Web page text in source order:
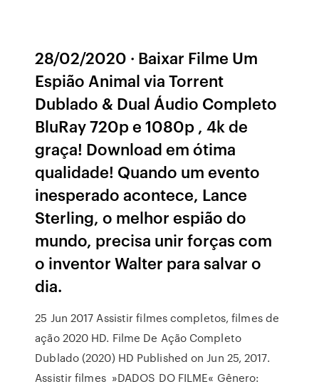
28/02/2020 · Baixar Filme Um
Espião Animal via Torrent
Dublado & Dual Áudio Completo
BluRay 720p e 1080p , 4k de
graça! Download em ótima
qualidade! Quando um evento
inesperado acontece, Lance
Sterling, o melhor espião do
mundo, precisa unir forças com
o inventor Walter para salvar o
dia.
25 Jun 2017 Assistir filmes completos, filmes de
ação 2020 HD. Filme De Ação Completo
Dublado (2020) HD Published on Jun 25, 2017.
Assistir filmes »DADOS DO FILME« Gênero: